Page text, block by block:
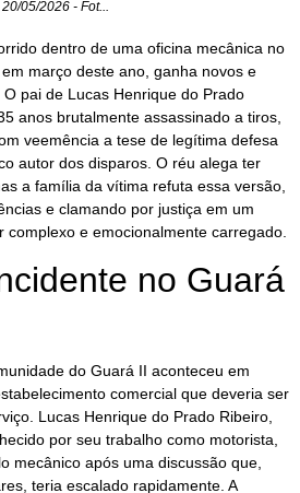
20/05/2026 - Fot...
dentro de uma oficina mecânica no
março deste ano, ganha novos e
pai de Lucas Henrique do Prado
anos brutalmente assassinado a tiros,
veemência a tese de legítima defesa
autor dos disparos. O réu alega ter
a família da vítima refuta essa versão,
e clamando por justiça em um
complexo e emocionalmente carregado.
no Guará
do Guará II aconteceu em
comercial que deveria ser
Lucas Henrique do Prado Ribeiro,
por seu trabalho como motorista,
mecânico após uma discussão que,
teria escalado rapidamente. A